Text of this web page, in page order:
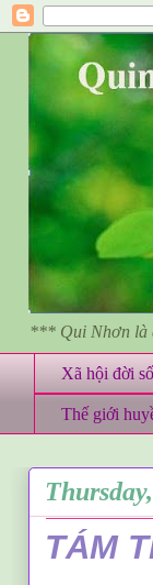
*** Qui Nhơn là
Xã hội đời
Thế giới
TÁM